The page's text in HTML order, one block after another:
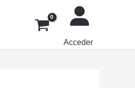
Acceder